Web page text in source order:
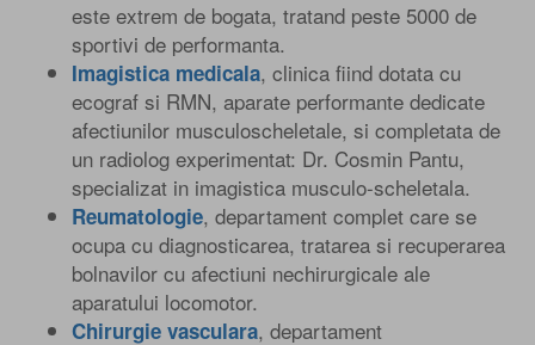
este extrem de bogata, tratand peste 5000 de
sportivi de performanta.
Imagistica medicala, clinica fiind dotata cu
ecograf si RMN, aparate performante dedicate
afectiunilor musculoscheletale, si completata de
un radiolog experimentat: Dr. Cosmin Pantu,
specializat in imagistica musculo-scheletala.
Reumatologie, departament complet care se
ocupa cu diagnosticarea, tratarea si recuperarea
bolnavilor cu afectiuni nechirurgicale ale
aparatului locomotor.
Chirurgie vasculara, departament